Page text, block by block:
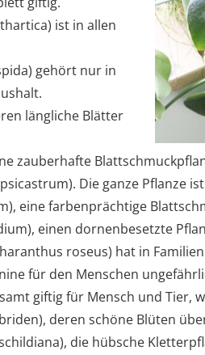
ist in allen
gehört nur in
längliche Blätter
zauberhafte
Die ganze Pflanze
eine farbenprächtige
einen dornenbesetzte
roseus) hat in
für den Menschen
giftig für Mensch und Tier,
deren schöne Blüten
die hübsche